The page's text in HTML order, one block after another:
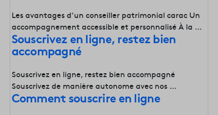
Les avantages d’un conseiller patrimonial carac Un
accompagnement accessible et personnalisé À la …
Souscrivez en ligne, restez bien
accompagné
Souscrivez en ligne, restez bien accompagné
Souscrivez de manière autonome avec nos …
Comment souscrire en ligne